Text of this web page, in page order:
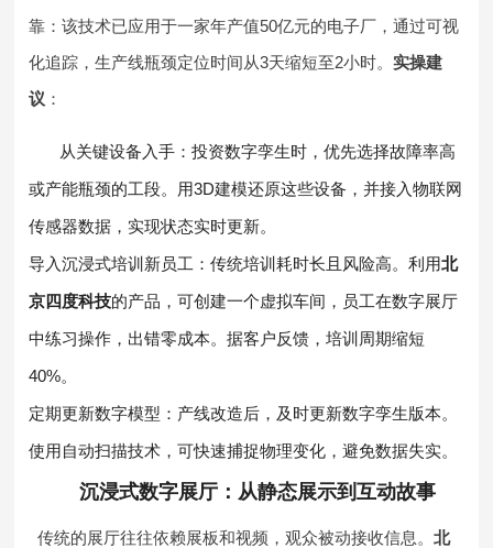
靠：该技术已应用于一家年产值50亿元的电子厂，通过可视
化追踪，生产线瓶颈定位时间从3天缩短至2小时。实操建
议 ：
从关键设备入手：投资数字孪生时，优先选择故障率高
或产能瓶颈的工段。用3D建模还原这些设备，并接入物联网
传感器数据，实现状态实时更新。
导入沉浸式培训新员工：传统培训耗时长且风险高。利用北
京四度科技的产品，可创建一个虚拟车间，员工在数字展厅
中练习操作，出错零成本。据客户反馈，培训周期缩短
40%。
定期更新数字模型：产线改造后，及时更新数字孪生版本。
使用自动扫描技术，可快速捕捉物理变化，避免数据失实。
沉浸式数字展厅：从静态展示到互动故事
传统的展厅往往依赖展板和视频，观众被动接收信息。 北